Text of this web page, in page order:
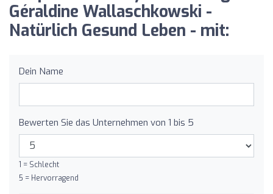
Géraldine Wallaschkowski -
Natürlich Gesund Leben - mit:
Dein Name
Bewerten Sie das Unternehmen von 1 bis 5
1 = Schlecht
5 = Hervorragend